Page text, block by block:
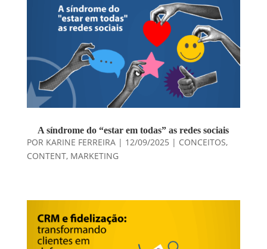
A síndrome do “estar em todas” as redes sociais
POR KARINE FERREIRA| 12/09/2025 | CONCEITOS,
CONTENT, MARKETING